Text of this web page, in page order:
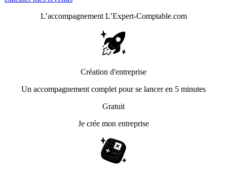
L’accompagnement L’Expert-Comptable.com
Création d'entreprise
Un accompagnement complet pour se lancer en 5 minutes
Gratuit
Je crée mon entreprise